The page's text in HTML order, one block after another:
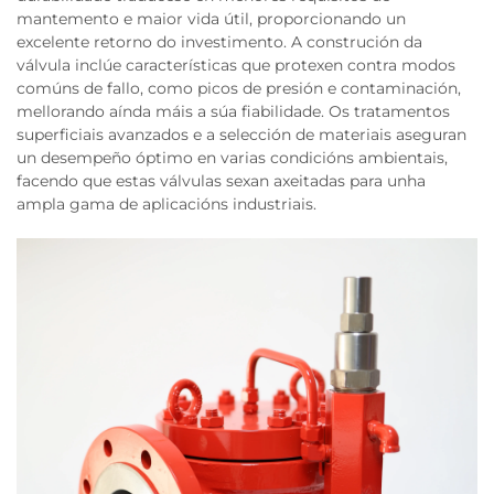
mantemento e maior vida útil, proporcionando un
excelente retorno do investimento. A construción da
válvula inclúe características que protexen contra modos
comúns de fallo, como picos de presión e contaminación,
mellorando aínda máis a súa fiabilidade. Os tratamentos
superficiais avanzados e a selección de materiais aseguran
un desempeño óptimo en varias condicións ambientais,
facendo que estas válvulas sexan axeitadas para unha
ampla gama de aplicacións industriais.